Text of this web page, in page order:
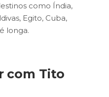
como Índia,
Egito, Cuba,
longa.
com Tito